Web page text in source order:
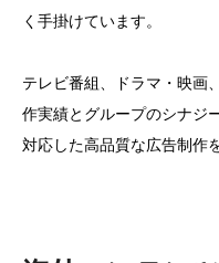
く手掛けています。
テレビ番組、ドラマ・映画
作実績とグループのシナジ
対応した高品質な広告制作